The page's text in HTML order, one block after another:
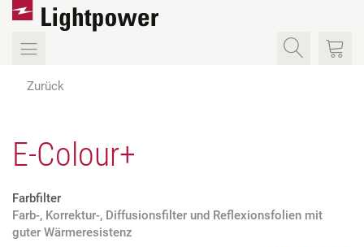
Zurück
E-Colour+
Farbfilter
Farb-, Korrektur-, Diffusionsfilter und Reflexionsfolien mit
guter Wärmeresistenz